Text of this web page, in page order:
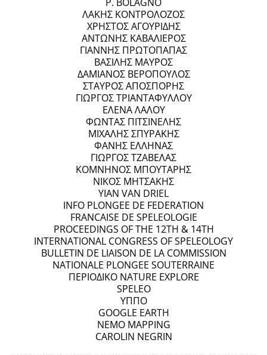
ΛΑΚΗΣ ΚΟΝΤΡΟΛΟΖΟΣ
ΧΡΗΣΤΟΣ ΑΓΟΥΡΙΔΗΣ
ΑΝΤΩΝΗΣ ΚΑΒΑΛΙΕΡΟΣ
ΓΙΑΝΝΗΣ ΠΡΩΤΟΠΑΠΑΣ
ΒΑΣΙΛΗΣ ΜΑΥΡΟΣ
ΔΑΜΙΑΝΟΣ ΒΕΡΟΠΟΥΛΟΣ
ΣΤΑΥΡΟΣ ΑΠΟΣΠΟΡΗΣ
ΓΙΩΡΓΟΣ ΤΡΙΑΝΤΑΦΥΛΛΟΥ
ΕΛΕΝΑ ΛΑΛΟΥ
ΦΩΝΤΑΣ ΠΙΤΣΙΝΕΛΗΣ
ΜΙΧΑΛΗΣ ΣΠΥΡΑΚΗΣ
ΦΑΝΗΣ ΕΛΛΗΝΑΣ
ΓΙΩΡΓΟΣ ΤΖΑΒΕΛΑΣ
ΚΟΜΝΗΝΟΣ ΜΠΟΥΤΑΡΗΣ
ΝΙΚΟΣ ΜΗΤΣΑΚΗΣ
YIAN VAN DRIEL
INFO PLONGEE DE FEDERATION
FRANCAISE DE SPELEOLOGIE
PROCEEDINGS OF THE 12TH & 14TH
INTERNATIONAL CONGRESS OF SPELEOLOGY
BULLETIN DE LIAISON DE LA COMMISSION
NATIONALE PLONGEE SOUTERRAINE
ΠΕΡΙΟΔΙΚΟ NATURE EXPLORE
SPELEO
ΥΠΠΟ
GOOGLE EARTH
NEMO MAPPING
CAROLIN NEGRIN